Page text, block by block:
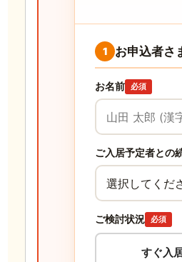
1 お申込者さ
お名前 必須
ご入居予定者との
ご検討状況 必須
すぐ入